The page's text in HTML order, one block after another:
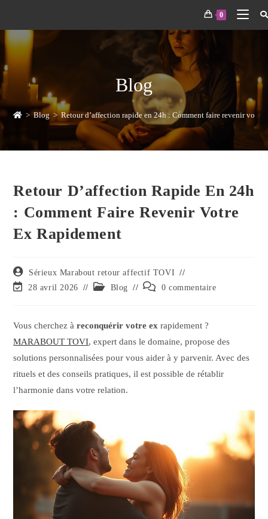
0
Blog
> Blog > Retour d’affection rapide en 24h : Comment faire revenir votre
Retour D’affection Rapide En 24h
: Comment Faire Revenir Votre
Ex Rapidement
Sérieux Marabout retour affectif TOVI
28 avril 2026
Blog 0 commentaire
Vous cherchez àreconquérir votre ex rapidement ?
MARABOUT TOVI, expert dans le domaine, propose des
solutions personnalisées pour vous aider à y parvenir. Avec des
rituels et des conseils pratiques, il est possible de rétablir
l’harmonie dans votre relation.